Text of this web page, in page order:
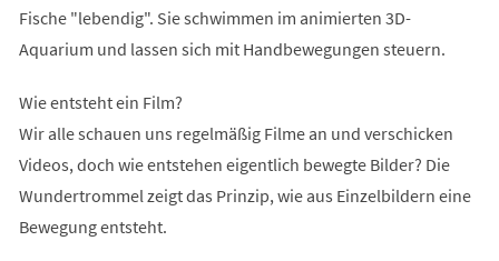
Fische "lebendig". Sie schwimmen im animierten 3D-
Aquarium und lassen sich mit Handbewegungen steuern.
Wie entsteht ein Film?
Wir alle schauen uns regelmäßig Filme an und verschicken
Videos, doch wie entstehen eigentlich bewegte Bilder? Die
Wundertrommel zeigt das Prinzip, wie aus Einzelbildern eine
Bewegung entsteht.